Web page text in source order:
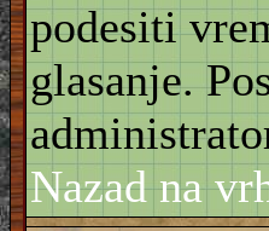
podesiti
glasanje.
Nazad na